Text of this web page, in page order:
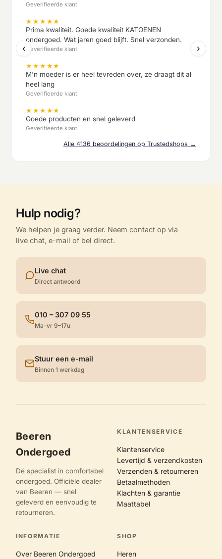
Geverifieerde klant
★★★★★
Prima kwaliteit. Goede kwaliteit KATOENEN
ondergoed. Wat jaren goed blijft. Snel verzonden.
Geverifieerde klant
★★★★★
M'n moeder is er heel tevreden over, ze draagt dit al
heel lang
Geverifieerde klant
★★★★★
Goede producten en snel geleverd
Geverifieerde klant
‹ ›
Alle 4136 beoordelingen op Trustedshops →
Hulp nodig?
We helpen je graag verder. Neem contact op via
live chat, e-mail of bel direct.
Live chat
Direct antwoord
010 – 307 09 55
Ma–vr 9–17u
Stuur een e-mail
Binnen 1 werkdag
Beeren
Ondergoed
Dé specialist in comfortabel
ondergoed. Officiële dealer
van Beeren — snel
geleverd en eenvoudig te
retourneren.
KLANTENSERVICE
Klantenservice
Levertijd & verzendkosten
Verzenden & retourneren
Betaalmethoden
Klachten & garantie
Maattabel
INFORMATIE
Over Beeren Ondergoed
SHOP
Heren